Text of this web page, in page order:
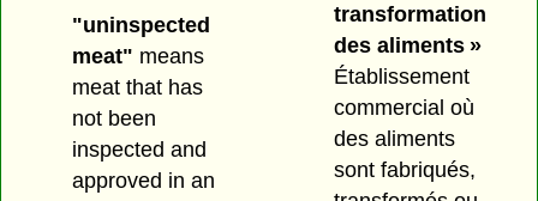
"uninspected
meat" means
meat that has
not been
inspected and
approved in an
transformation
des aliments »
Établissement
commercial où
des aliments
sont fabriqués,